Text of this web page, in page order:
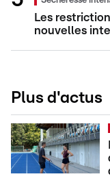
Les
nouvelles
Plus d'actus